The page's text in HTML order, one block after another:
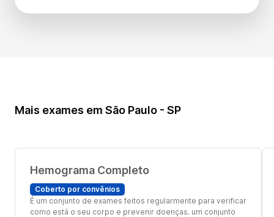
Mais exames em São Paulo - SP
Hemograma Completo
Coberto por convênios
É um conjunto de exames feitos regularmente para verificar
como está o seu corpo e prevenir doenças. um conjunto